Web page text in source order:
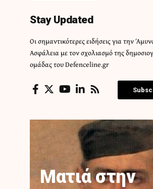
Stay Updated
Οι σημαντικότερες ειδήσεις για την
Ασφάλεια με τον σχολιασμό της
ομάδας του Defenceline.gr
Ματιά στην